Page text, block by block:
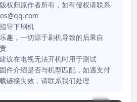
权归原作者所有，如有侵权请联系
导下刷机
趣，一切源于刷机导致的后果自
议在电视无法开机时用于测试
件介绍是否与机型匹配，如遇支付
链接失效，请联系我们处理